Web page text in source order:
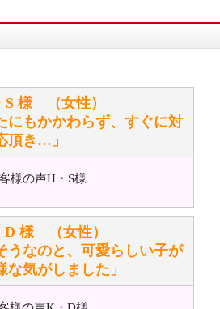
つからない場合は、探して取り
は当店が謡っています「おも
せていただきます。
みは洗濯できますか？ ぬいぐ
えてください。
ください。
ているボタンやタグに、何か意
S 様 （女性）
にもかかわらず、すぐに対
頂き…」
D 様 （女性）
うなのと、可愛らしい子が
な気がしました」